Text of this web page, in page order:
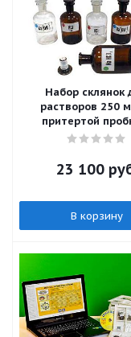
Набор склянок
растворов 250
притертой
23 100
В корзину